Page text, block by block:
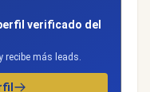
verificado del
recibe más leads.